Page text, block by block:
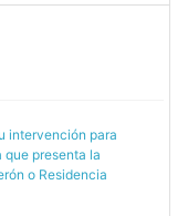
intervención para
que presenta la
o Residencia